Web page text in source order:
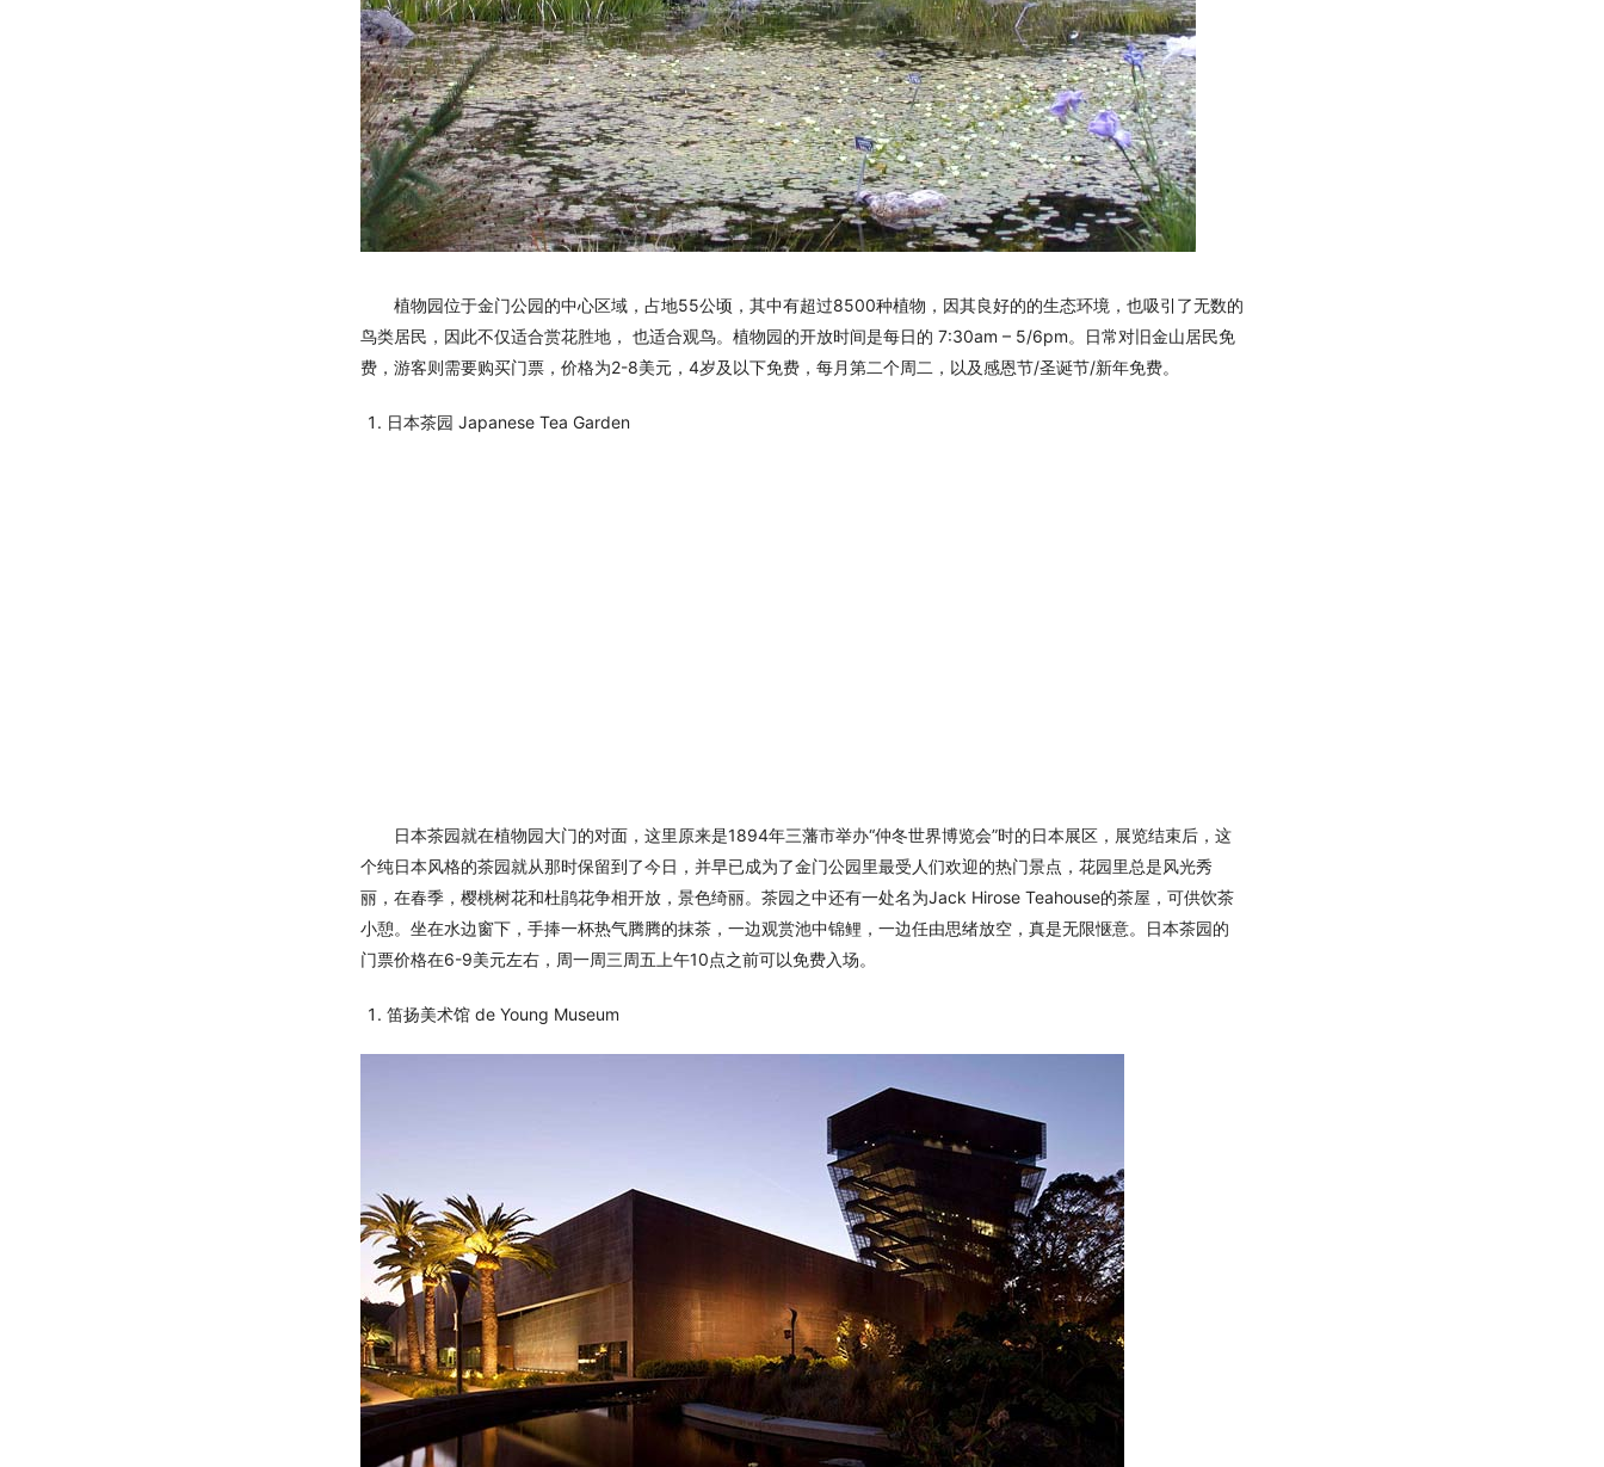
植物园位于金门公园的中心区域，占地55公顷，其中有超过8500种植物，因其良好的的生态环境，也吸引了无数的
鸟类居民，因此不仅适合赏花胜地， 也适合观鸟。植物园的开放时间是每日的 7:30am – 5/6pm。日常对旧金山居民免
费，游客则需要购买门票，价格为2-8美元，4岁及以下免费，每月第二个周二，以及感恩节/圣诞节/新年免费。
日本茶园 Japanese Tea Garden
日本茶园就在植物园大门的对面，这里原来是1894年三藩市举办“仲冬世界博览会”时的日本展区，展览结束后，这
个纯日本风格的茶园就从那时保留到了今日，并早已成为了金门公园里最受人们欢迎的热门景点，花园里总是风光秀
丽，在春季，樱桃树花和杜鹃花争相开放，景色绮丽。茶园之中还有一处名为Jack Hirose Teahouse的茶屋，可供饮茶
小憩。坐在水边窗下，手捧一杯热气腾腾的抹茶，一边观赏池中锦鲤，一边任由思绪放空，真是无限惬意。日本茶园的
门票价格在6-9美元左右，周一周三周五上午10点之前可以免费入场。
笛扬美术馆 de Young Museum